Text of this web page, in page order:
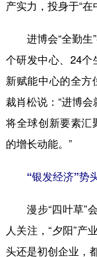
产实力，投身于“在
进博会“全勤生”
个研发中心、24个
新赋能中心的全方
裁肖松说：“进博会
将全球创新要素汇
的增长动能。”
“银发经济”势
漫步“四叶草”会
人关注，“夕阳”产
头还是初创企业，